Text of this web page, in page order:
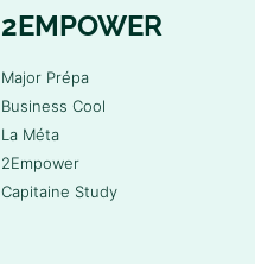
2EMPOWER
Major Prépa
Business Cool
La Méta
2Empower
Capitaine Study